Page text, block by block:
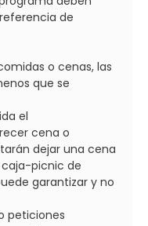
de
o cenas, las
que se
el
cena o
dejar una cena
picnic de
garantizar y no
peticiones